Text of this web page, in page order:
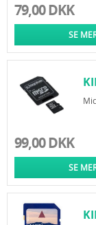
79,00 DKK
SE
99,00 DKK
SE